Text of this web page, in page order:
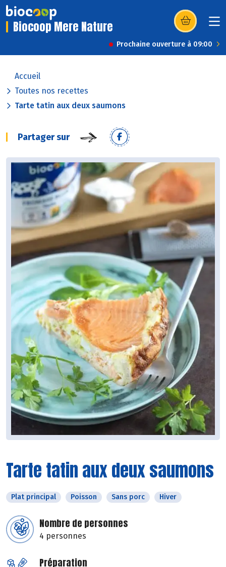
Biocoop Mere Nature (s’ouvre dans
Prochaine ouverture à 09:00
Accueil
Toutes nos recettes
Tarte tatin aux deux saumons
Partager sur
Tarte tatin aux deux saumons
Plat principal Poisson Sans porc Hiver
Nombre de personnes
4 personnes
Préparation